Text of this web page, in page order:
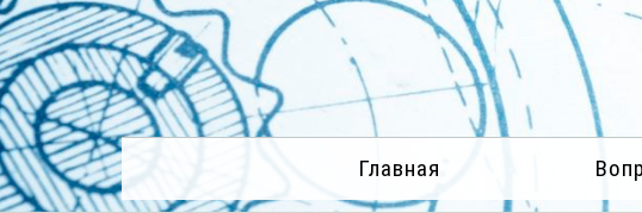
Главная